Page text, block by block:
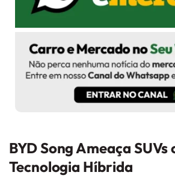
BYD Song Ameaça SUVs
Tecnologia Híbrida